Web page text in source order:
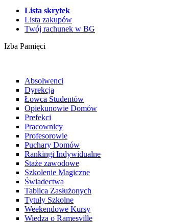
Lista skrytek
Lista zakupów
Twój rachunek w BG
Izba Pamięci
Absolwenci
Dyrekcja
Łowca Studentów
Opiekunowie Domów
Prefekci
Pracownicy
Profesorowie
Puchary Domów
Rankingi Indywidualne
Staże zawodowe
Szkolenie Magiczne
Świadectwa
Tablica Zasłużonych
Tytuły Szkolne
Weekendowe Kursy
Wiedza o Ramesville